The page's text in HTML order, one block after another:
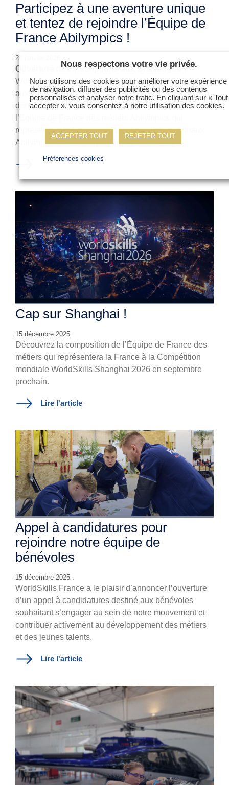
Participez à une aventure unique
et tentez de rejoindre l’Équipe de
France Abilympics !
22 janvier 2026 .
Ouverture des inscriptions aux Challenges +
WorldSkills France ouvre les inscriptions
auxChallenges +, épreuves de sélection nationales
dans le cadre du Parcours +, destinées à compléter
l’Équipe de France des métiers Abilympics qui
représentera la France aux prochains Internationaux
Abilympics d’Helsinki (Finlande) en mai 2027…
Lire l'article
Cap sur Shanghai !
15 décembre 2025 .
Découvrez la composition de l’Équipe de France des
métiers qui représentera la France à la Compétition
mondiale WorldSkills Shanghai 2026 en septembre
prochain.
Lire l'article
Appel à candidatures pour
rejoindre notre équipe de
bénévoles
15 décembre 2025 .
WorldSkills France a le plaisir d’annoncer l’ouverture
d’un appel à candidatures destiné aux bénévoles
souhaitant s’engager au sein de notre mouvement et
contribuer activement au développement des métiers
et des jeunes talents.
Lire l'article
Nous respectons votre vie privée.
Nous utilisons des cookies pour améliorer votre expérience
de navigation, diffuser des publicités ou des contenus
personnalisés et analyser notre trafic. En cliquant sur « Tout
accepter », vous consentez à notre utilisation des cookies.
ACCEPTER TOUT REJETER TOUT
Préférences cookies